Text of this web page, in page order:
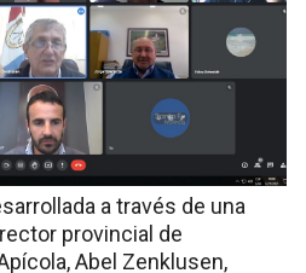
a través de una
provincial de
Abel Zenklusen,